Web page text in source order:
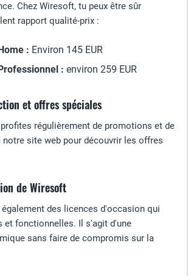
Chez Wiresoft, tu peux être sûr
rapport qualité-prix :
: Environ 145 EUR
: environ 259 EUR
et offres spéciales
régulièrement de promotions et de
site web pour découvrir les offres
de Wiresoft
des licences d'occasion qui
et fonctionnelles. Il s'agit d'une
sans faire de compromis sur la